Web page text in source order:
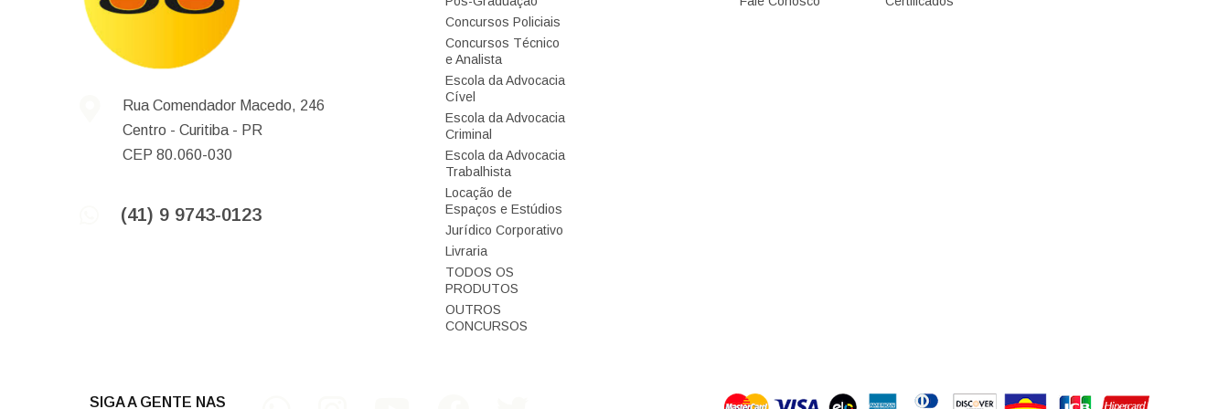
Rua Comendador Macedo, 246
Centro - Curitiba - PR
CEP 80.060-030
(41) 9 9743-0123
Concursos Policiais
Concursos Técnico
e Analista
Escola da Advocacia
Cível
Escola da Advocacia
Criminal
Escola da Advocacia
Trabalhista
Locação de
Espaços e Estúdios
Jurídico Corporativo
Livraria
TODOS OS
PRODUTOS
OUTROS
CONCURSOS
SIGA A GENTE NAS